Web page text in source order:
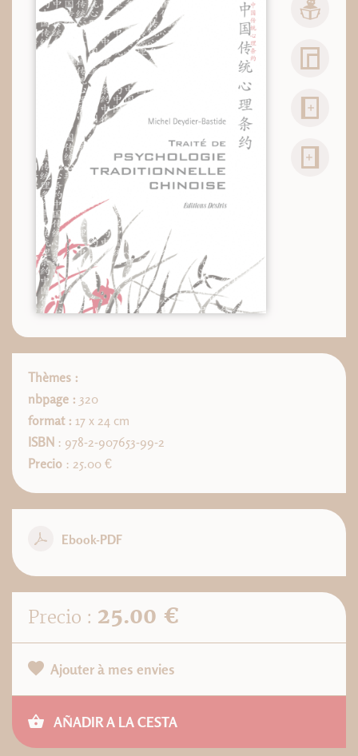
Thèmes :
nbpage : 320
format : 17 x 24 cm
ISBN : 978-2-907653-99-2
Precio : 25.00 €
Ebook-PDF
Precio : 25.00 €
Ajouter à mes envies
AÑADIR A LA CESTA